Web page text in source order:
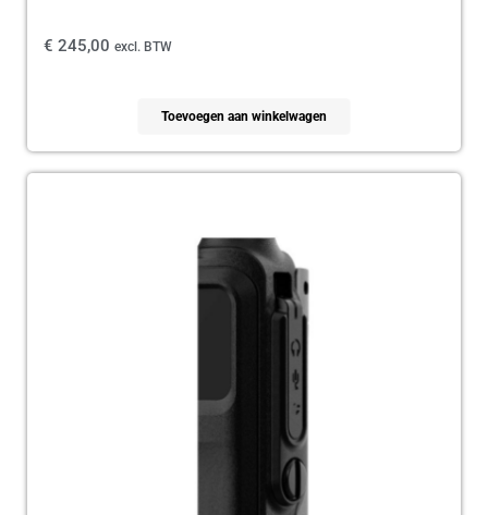
€ 245,00 excl. BTW
Toevoegen aan winkelwagen